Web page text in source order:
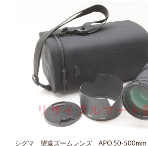
シグマ 望遠ズームレンズ APO 50-500mm